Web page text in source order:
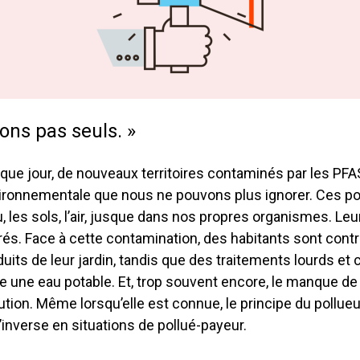
pas seuls. »
jour, de nouveaux territoires contaminés par les
que nous ne pouvons plus ignorer. Ces
les sols, l’air, jusque dans nos propres organismes.
Face à cette contamination, des habitants sont
de leur jardin, tandis que des traitements lourds
une eau potable. Et, trop souvent encore, le manque
Même lorsqu’elle est connue, le principe du
en situations de pollué-payeur.